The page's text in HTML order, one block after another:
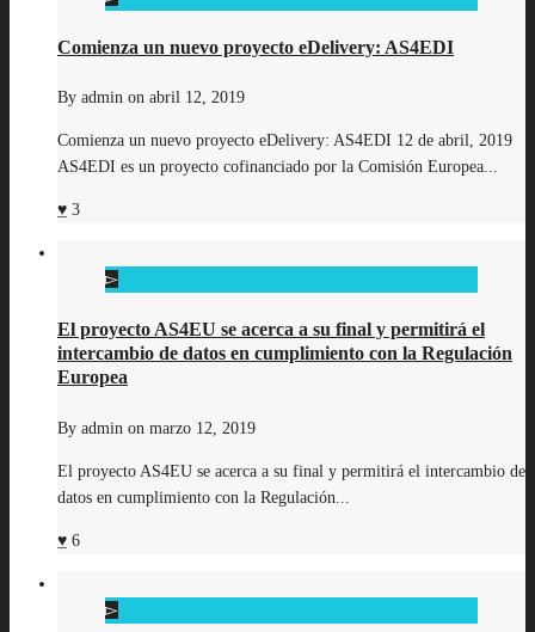
Comienza un nuevo proyecto eDelivery: AS4EDI
By admin on abril 12, 2019
Comienza un nuevo proyecto eDelivery: AS4EDI 12 de abril, 2019
AS4EDI es un proyecto cofinanciado por la Comisión Europea...
3
El proyecto AS4EU se acerca a su final y permitirá el
intercambio de datos en cumplimiento con la Regulación
Europea
By admin on marzo 12, 2019
El proyecto AS4EU se acerca a su final y permitirá el intercambio de
datos en cumplimiento con la Regulación...
6